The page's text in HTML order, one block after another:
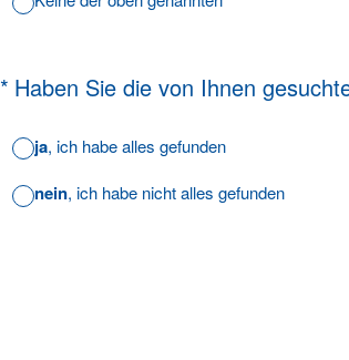
* Haben Sie die von Ihnen
(Erforderlich.)
ja, ich habe alles gefunden
nein, ich habe nicht alles gefunden